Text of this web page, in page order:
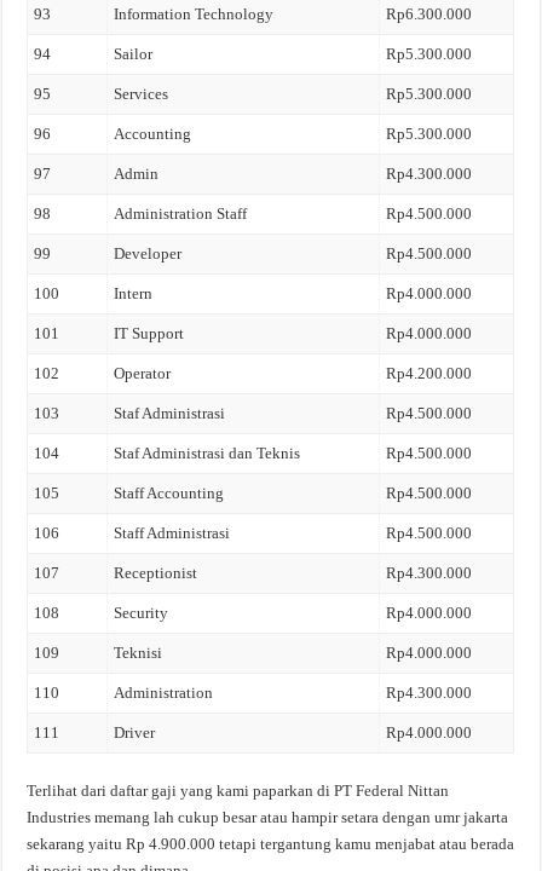
93 Information Technology Rp6.300.000
94 Sailor Rp5.300.000
95 Services Rp5.300.000
96 Accounting Rp5.300.000
97 Admin Rp4.300.000
98 Administration Staff Rp4.500.000
99 Developer Rp4.500.000
100 Intern Rp4.000.000
101 IT Support Rp4.000.000
102 Operator Rp4.200.000
103 Staf Administrasi Rp4.500.000
104 Staf Administrasi dan Teknis Rp4.500.000
105 Staff Accounting Rp4.500.000
106 Staff Administrasi Rp4.500.000
107 Receptionist Rp4.300.000
108 Security Rp4.000.000
109 Teknisi Rp4.000.000
110 Administration Rp4.300.000
111 Driver Rp4.000.000
Terlihat dari daftar gaji yang kami paparkan di PT Federal Nittan
Industries memang lah cukup besar atau hampir setara dengan umr jakarta
sekarang yaitu Rp 4.900.000 tetapi tergantung kamu menjabat atau berada